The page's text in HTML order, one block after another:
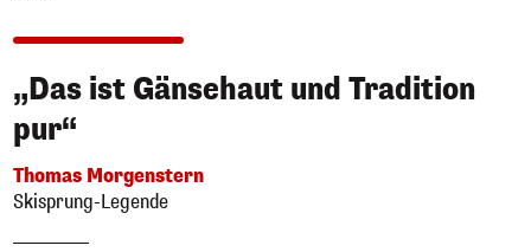
„Das ist Gänsehaut und Tradition
pur“
Thomas Morgenstern
Skisprung-Legende
1/24